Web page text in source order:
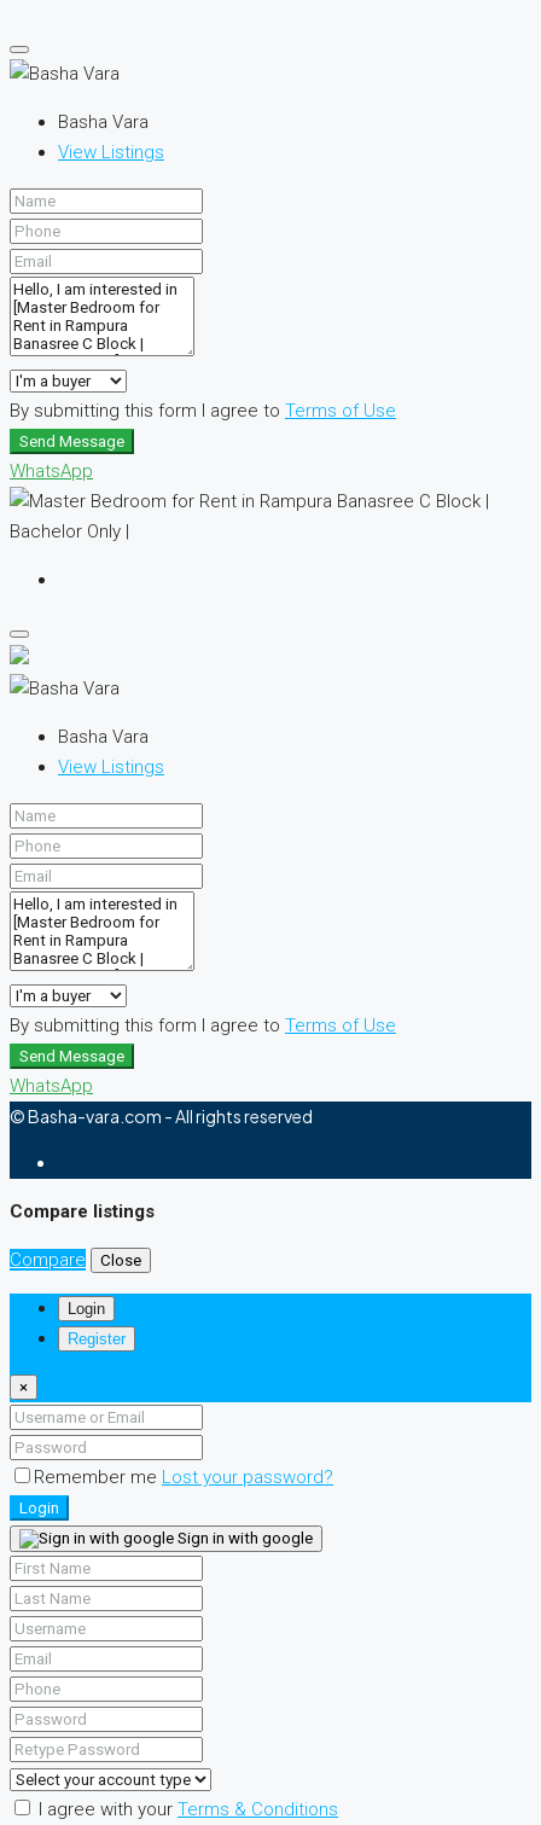
Basha Vara
View Listings
By submitting this form I agree to Terms of Use
Send Message
WhatsApp
Basha Vara
View Listings
By submitting this form I agree to Terms of Use
Send Message
WhatsApp
© Basha-vara.com - All rights reserved
Compare listings
Compare Close
Login
Register
×
Remember me Lost your password?
Login
Sign in with google
I agree with your Terms & Conditions